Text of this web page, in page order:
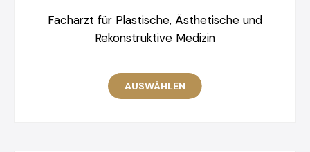
Facharzt für Plastische, Ästhetische und
Rekonstruktive Medizin
AUSWÄHLEN